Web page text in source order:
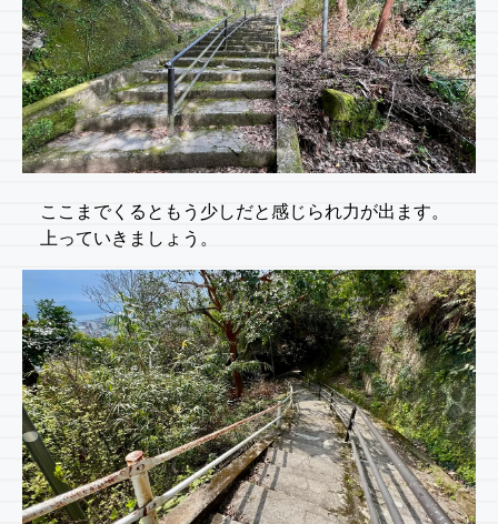
ここまでくるともう少しだと感じられ力が出ます。
上っていきましょう。